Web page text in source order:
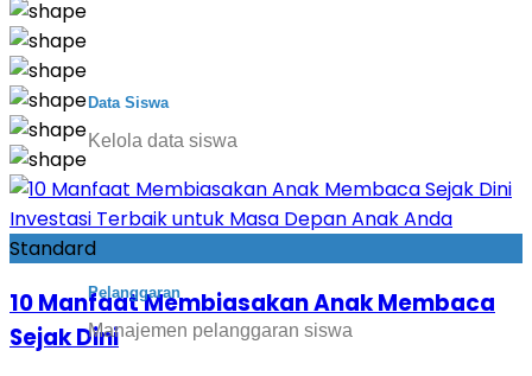
Data Siswa
Kelola data siswa
Pelanggaran
Manajemen pelanggaran siswa
Standard
10 Manfaat Membiasakan Anak Membaca
Sejak Dini